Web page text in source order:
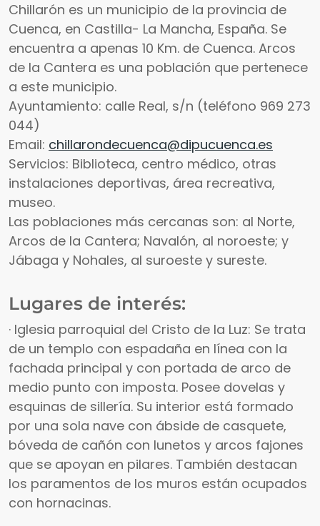
Chillarón es un municipio de la provincia de
Cuenca, en Castilla- La Mancha, España. Se
encuentra a apenas 10 Km. de Cuenca. Arcos
de la Cantera es una población que pertenece
a este municipio.
Ayuntamiento: calle Real, s/n (teléfono 969 273
044)
Email: chillarondecuenca@dipucuenca.es
Servicios: Biblioteca, centro médico, otras
instalaciones deportivas, área recreativa,
museo.
Las poblaciones más cercanas son: al Norte,
Arcos de la Cantera; Navalón, al noroeste; y
Jábaga y Nohales, al suroeste y sureste.
Lugares de interés:
· Iglesia parroquial del Cristo de la Luz: Se trata
de un templo con espadaña en línea con la
fachada principal y con portada de arco de
medio punto con imposta. Posee dovelas y
esquinas de sillería. Su interior está formado
por una sola nave con ábside de casquete,
bóveda de cañón con lunetos y arcos fajones
que se apoyan en pilares. También destacan
los paramentos de los muros están ocupados
con hornacinas.